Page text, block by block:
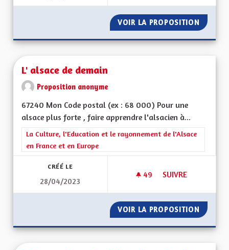
VOIR LA PROPOSITION
L' alsace de demain
Proposition anonyme
67240 Mon Code postal (ex : 68 000) Pour une
alsace plus forte , faire apprendre l'alsacien à...
Filtrer les résultats de la catégorie : La Culture, l'Education et
La Culture, l'Education et le rayonnement de l'Alsace
en France et en Europe
CRÉÉ LE
28/04/2023
49 49 ABONNÉS
SUIVRE
VOIR LA PROPOSITION L'